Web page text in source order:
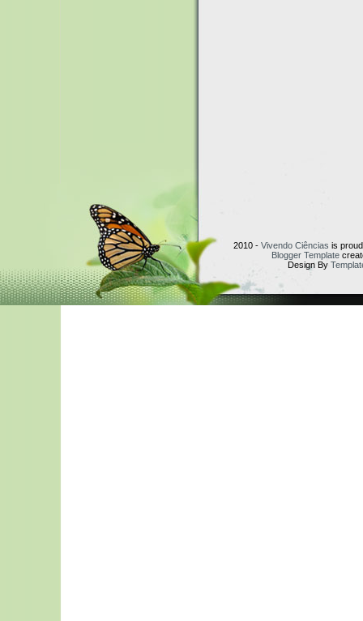
2010 -Vivendo Ciências is
Blogger Template
Design By